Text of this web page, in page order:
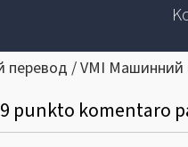
/ VMI Машинний
punkto komentaro